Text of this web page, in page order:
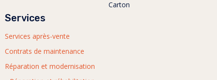
Carton
Services
Services après-vente
Contrats de maintenance
Réparation et modernisation